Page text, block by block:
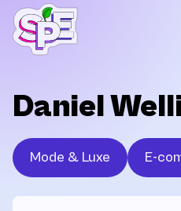
Daniel
Mode & Luxe E-